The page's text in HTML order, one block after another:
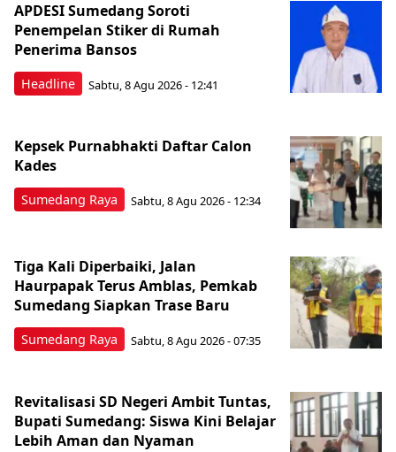
Headline
APDESI Sumedang Soroti
Penempelan Stiker di Rumah
Penerima Bansos
Sabtu, 8 Agu 2026 - 12:41
Sumedang Raya
Kepsek Purnabhakti Daftar Calon
Kades
Sabtu, 8 Agu 2026 - 12:34
Sumedang Raya
Tiga Kali Diperbaiki, Jalan
Haurpapak Terus Amblas, Pemkab
Sumedang Siapkan Trase Baru
Sabtu, 8 Agu 2026 - 07:35
Revitalisasi SD Negeri Ambit Tuntas,
Bupati Sumedang: Siswa Kini Belajar
Lebih Aman dan Nyaman